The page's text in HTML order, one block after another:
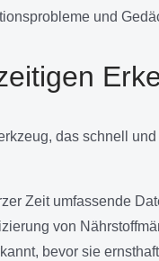
und
das schnell
Zeit umfassende
von
bevor sie